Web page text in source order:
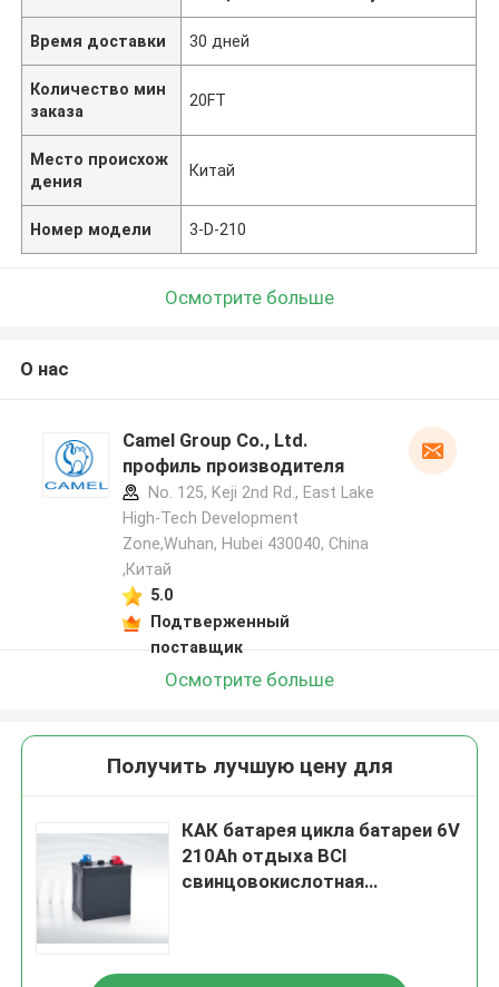
Время доставки 30 дней
Количество мин
заказа
20FT
Место происхож
дения
Китай
Номер модели 3-D-210
Осмотрите больше
О нас
Camel Group Co., Ltd.
профиль производителя
No. 125, Keji 2nd Rd., East Lake
High-Tech Development
Zone,Wuhan, Hubei 430040, China
,Китай
5.0
Подтверженный
поставщик
Осмотрите больше
Получить лучшую цену для
КАК батарея цикла батареи 6V
210Ah отдыха BCI
свинцовокислотная